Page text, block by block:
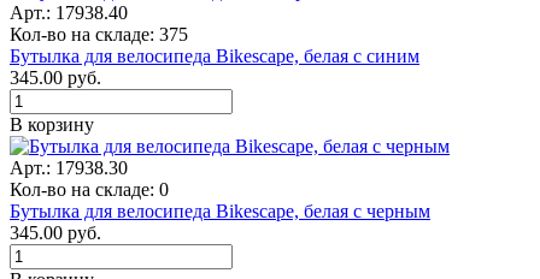
Арт.: 17938.40
Кол-во на складе: 375
Бутылка для велосипеда Bikescape, белая с синим
345.00 руб.
В корзину
Арт.: 17938.30
Кол-во на складе: 0
Бутылка для велосипеда Bikescape, белая с черным
345.00 руб.